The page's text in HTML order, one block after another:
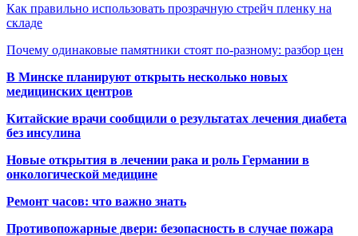
Как правильно использовать прозрачную стрейч пленку на
складе
Почему одинаковые памятники стоят по-разному: разбор цен
В Минске планируют открыть несколько новых
медицинских центров
Китайские врачи сообщили о результатах лечения диабета
без инсулина
Новые открытия в лечении рака и роль Германии в
онкологической медицине
Ремонт часов: что важно знать
Противопожарные двери: безопасность в случае пожара